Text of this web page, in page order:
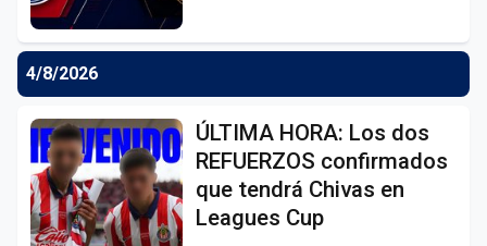
4/8/2026
ÚLTIMA HORA: Los dos
REFUERZOS confirmados
que tendrá Chivas en
Leagues Cup